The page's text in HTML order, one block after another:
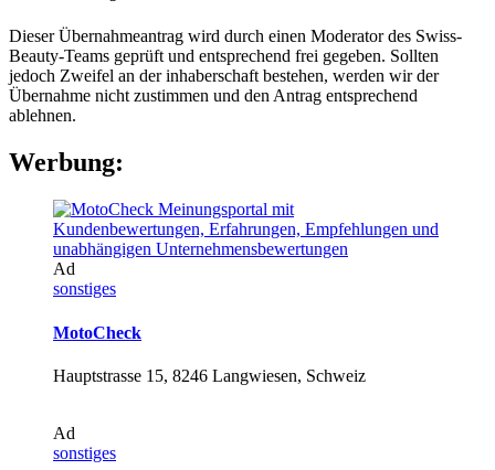
Dieser Übernahmeantrag wird durch einen Moderator des Swiss-
Beauty-Teams geprüft und entsprechend frei gegeben. Sollten
jedoch Zweifel an der inhaberschaft bestehen, werden wir der
Übernahme nicht zustimmen und den Antrag entsprechend
ablehnen.
Werbung:
Ad
sonstiges
MotoCheck
Hauptstrasse 15, 8246 Langwiesen, Schweiz
Ad
sonstiges